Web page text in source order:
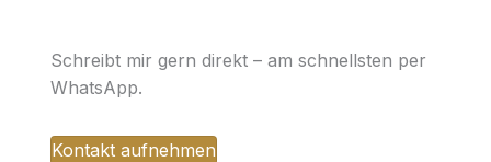
Schreibt mir gern direkt – am schnellsten per
WhatsApp.
Kontakt aufnehmen